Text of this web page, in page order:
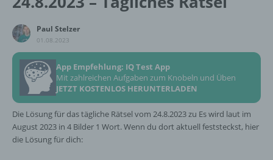
Paul Stelzer
01.08.2023
App Empfehlung: IQ Test App
Mit zahlreichen Aufgaben zum Knobeln und Üben
JETZT KOSTENLOS HERUNTERLADEN
Die Lösung für das tägliche Rätsel vom 24.8.2023 zu Es wird laut im
August 2023 in 4 Bilder 1 Wort. Wenn du dort aktuell feststeckst, hier
die Lösung für dich: